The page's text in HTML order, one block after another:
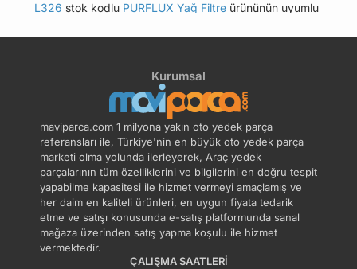
L326 stok kodlu PURFLUX Yağ Filtre ürününün uyumlu
Bu üründen en fazla 5 adet sipariş verilebilir. 5
adedin üzerindeki siparişleri iptal etme hakkı
maviparca.com tarafından saklı tutulmaktadır.
Belirlenen bu limit kurumsal siparişlerde geçerli
değildir. Kurumsal siparişler için farklı limitler ve
özel teklifler sunulabilmektedir.
14 gün içinde ücretsiz iade. Detaylı bilgi için
tıklayın.
Kurumsal
maviparca.com 1 milyona yakın oto yedek parça
referansları ile, Türkiye'nin en büyük oto yedek parça
marketi olma yolunda ilerleyerek, Araç yedek
parçalarının tüm özelliklerini ve bilgilerini en doğru tespit
yapabilme kapasitesi ile hizmet vermeyi amaçlamış ve
her daim en kaliteli ürünleri, en uygun fiyata tedarik
etme ve satışı konusunda e-satış platformunda sanal
mağaza üzerinden satış yapma koşulu ile hizmet
vermektedir.
ÇALIŞMA SAATLERI